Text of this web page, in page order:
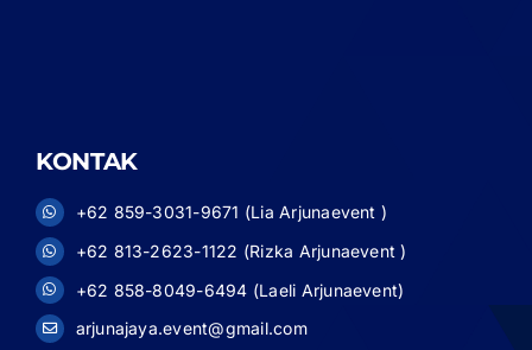
KONTAK
+62 859-3031-9671 (Lia Arjunaevent )
+62 813-2623-1122 (Rizka Arjunaevent )
+62 858-8049-6494 (Laeli Arjunaevent)
arjunajaya.event@gmail.com